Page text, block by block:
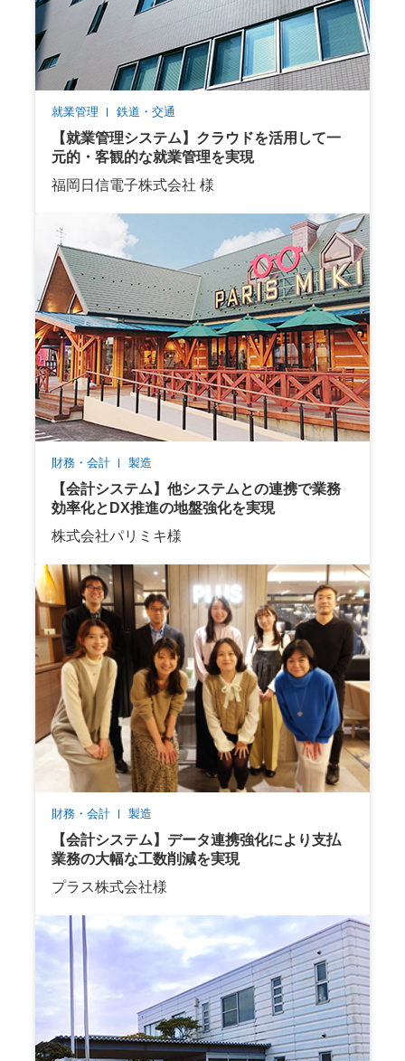
就業管理 鉄道・交通
【就業管理システム】クラウドを活用して一
元的・客観的な就業管理を実現
福岡日信電子株式会社 様
財務・会計 製造
【会計システム】他システムとの連携で業務
効率化とDX推進の地盤強化を実現
株式会社パリミキ様
財務・会計 製造
【会計システム】データ連携強化により支払
業務の大幅な工数削減を実現
プラス株式会社様